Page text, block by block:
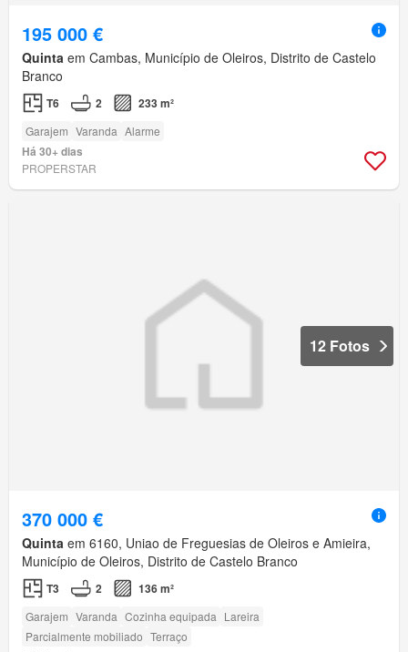
195 000 €
Quinta em Cambas, Município de Oleiros, Distrito de Castelo
Branco
T6 2 233 m²
Garajem Varanda Alarme
Há 30+ dias
PROPERSTAR
12 Fotos
370 000 €
Quinta em 6160, Uniao de Freguesias de Oleiros e Amieira,
Município de Oleiros, Distrito de Castelo Branco
T3 2 136 m²
Garajem Varanda Cozinha equipada Lareira
Parcialmente mobiliado Terraço